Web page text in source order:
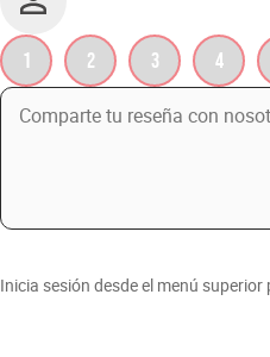
1 2 3 4
Inicia sesión desde el menú